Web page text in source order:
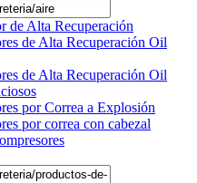
de Alta Recuperación
de Alta Recuperación Oil
de Alta Recuperación Oil
por Correa a Explosión
por correa con cabezal